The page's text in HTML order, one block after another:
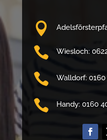

 Wiesloch:
 Walldorf:
 Handy: 0160